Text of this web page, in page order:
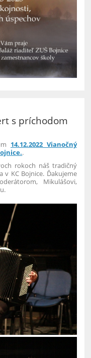
s príchodom
14.12.2022 Vianočný
.
rokoch náš tradičný
KC Bojnice. Ďakujeme
Mikulášovi,